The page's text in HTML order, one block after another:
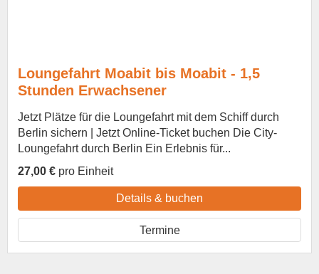
Loungefahrt Moabit bis Moabit - 1,5
Stunden Erwachsener
Jetzt Plätze für die Loungefahrt mit dem Schiff durch
Berlin sichern | Jetzt Online-Ticket buchen Die City-
Loungefahrt durch Berlin Ein Erlebnis für...
27,00 € pro Einheit
Details & buchen
Termine